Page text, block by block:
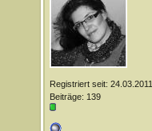
Registriert seit: 24.03.2011
Beiträge: 139